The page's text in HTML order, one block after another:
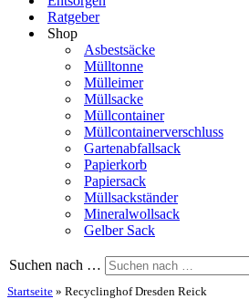
Ratgeber
Shop
Asbestsäcke
Mülltonne
Mülleimer
Müllsacke
Müllcontainer
Müllcontainerverschluss
Gartenabfallsack
Papierkorb
Papiersack
Müllsackständer
Mineralwollsack
Gelber Sack
Suchen nach …
Startseite » Recyclinghof Dresden Reick